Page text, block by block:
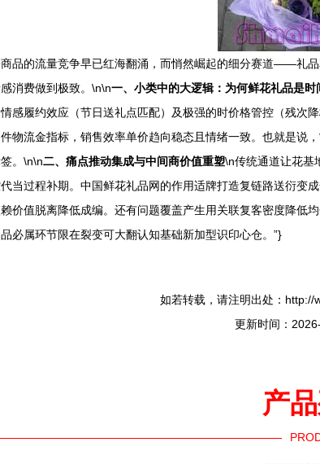
品的流量竞争早已红海翻涌，而悄然崛起的细分赛道——礼
消费做到极致。\n\n一、小类中的大逻辑：为何鲜花礼品是时
感履约效应（节日送礼点匹配）及极强的时价格管控（残
物流金指标，销售效率单价趋向稳态且情绪一致。也就是
。\n\n二、痛点推动集成与中间商价值重塑\n传统通道让花基
当过程补期。中国鲜花礼品网的作用适牌打造复链路送衍
价值脱离降低成编。还有问题覆盖产生用关联复客密度降
必属环节限在裂变可大翻认知基础新加型识印心仓。”}
如若转载，请注明出处：
更新时间：
产